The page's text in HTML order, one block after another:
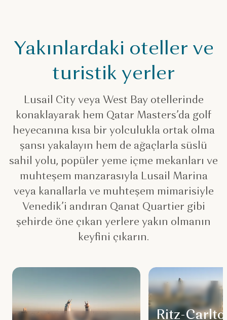
Yakınlardaki oteller ve
turistik yerler
Lusail City veya West Bay otellerinde
konaklayarak hem Qatar Masters’da golf
heyecanına kısa bir yolculukla ortak olma
şansı yakalayın hem de ağaçlarla süslü
sahil yolu, popüler yeme içme mekanları ve
muhteşem manzarasıyla Lusail Marina
veya kanallarla ve muhteşem mimarisiyle
Venedik’i andıran Qanat Quartier gibi
şehirde öne çıkan yerlere yakın olmanın
keyfini çıkarın.
Ritz-